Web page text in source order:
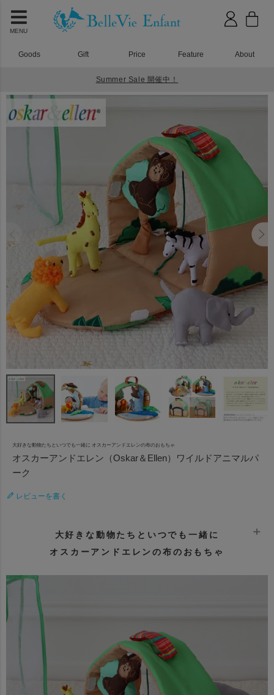
MENU
Goods Gift Price Feature About
Summer Sale 開催中！
オスカーアンドエレン（Oskar＆Ellen）ワイルドアニマルパーク
大好きな動物たちといつでも一緒に オスカーアンドエレンの布のおもちゃ
オスカーアンドエレン（Oskar＆Ellen）ワイルドアニマルパ
ーク
レビューを書く
大好きな動物たちといつでも一緒に
オスカーアンドエレンの布のおもちゃ